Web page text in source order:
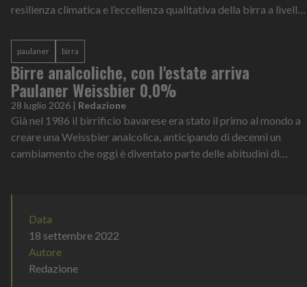
resilienza climatica e l’eccellenza qualitativa della birra a livello
paulaner birra
Birre analcoliche, con l'estate arriva
Paulaner Weissbier 0,0%
28 luglio 2026 | Redazione
Già nel 1986 il birrificio bavarese era stato il primo al mondo a
creare una Weissbier analcolica, anticipando di decenni un
cambiamento che oggi è diventato parte delle abitudini di
Data
18 settembre 2022
Autore
Redazione